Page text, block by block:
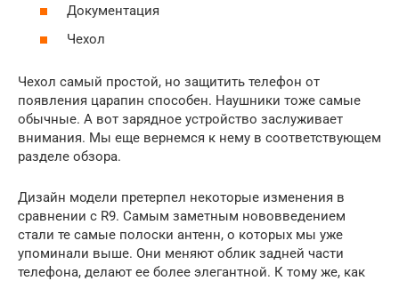
Документация
Чехол
Чехол самый простой, но защитить телефон от
появления царапин способен. Наушники тоже самые
обычные. А вот зарядное устройство заслуживает
внимания. Мы еще вернемся к нему в соответствующем
разделе обзора.
Дизайн модели претерпел некоторые изменения в
сравнении с R9. Самым заметным нововведением
стали те самые полоски антенн, о которых мы уже
упоминали выше. Они меняют облик задней части
телефона, делают ее более элегантной. К тому же, как